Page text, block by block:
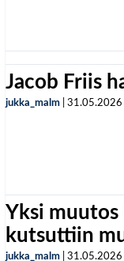
Jacob Friis
jukka_malm 31.05.2026
Yksi
kutsuttiin
jukka_malm 31.05.2026